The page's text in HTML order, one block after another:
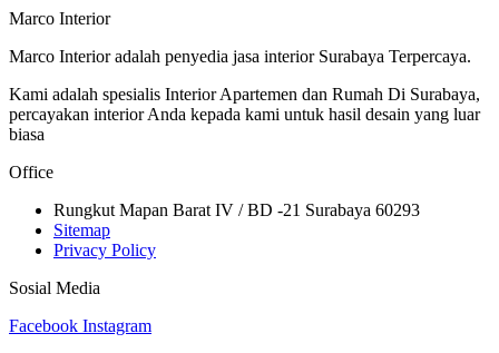
Marco Interior
Marco Interior adalah penyedia jasa interior Surabaya Terpercaya.
Kami adalah spesialis Interior Apartemen dan Rumah Di Surabaya,
percayakan interior Anda kepada kami untuk hasil desain yang luar
biasa
Office
Rungkut Mapan Barat IV / BD -21 Surabaya 60293
Sitemap
Privacy Policy
Sosial Media
Facebook Instagram